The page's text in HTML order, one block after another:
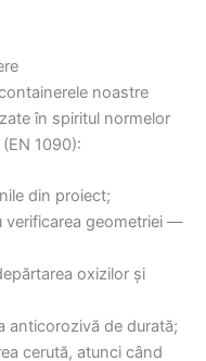
noastre
în spiritul normelor
1090):
din proiect;
verificarea geometriei —
oxizilor și
anticorozivă de durată;
cerută, atunci când